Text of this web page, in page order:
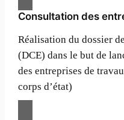
Consultation des
Réalisation du dossier
(DCE) dans le but de
des entreprises de
corps d’état)